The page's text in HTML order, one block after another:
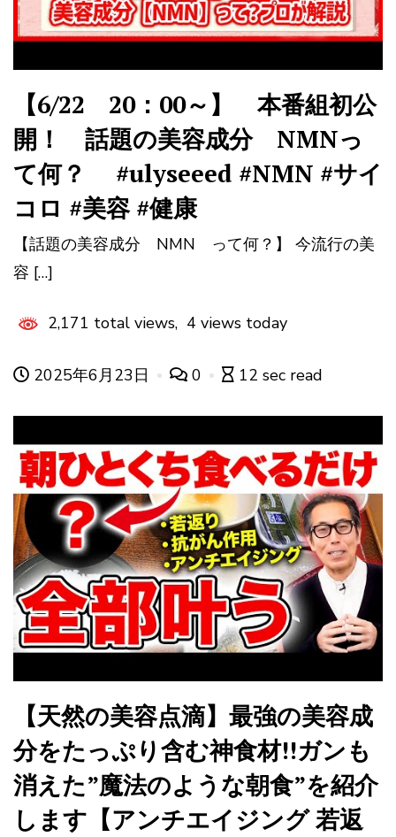
【6/22 20：00～】 本番組初公
開！ 話題の美容成分 NMNっ
て何？ #ulyseeed #NMN #サイ
コロ #美容 #健康
【話題の美容成分 NMN って何？】 今流行の美
容 […]
2,171 total views, 4 views today
2025年6月23日 0 12 sec read
【天然の美容点滴】最強の美容成
分をたっぷり含む神食材!!ガンも
消えた”魔法のような朝食”を紹介
します【アンチエイジング 若返